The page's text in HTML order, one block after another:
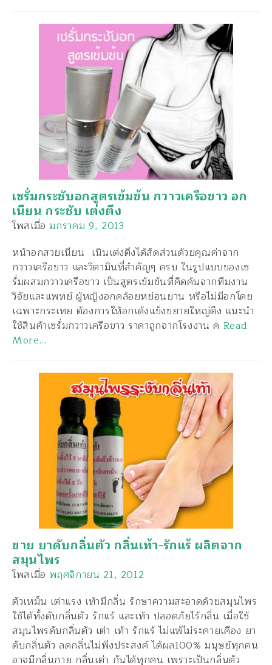
เซรั่มกระชับอกสูตรเข้มข้น กวาวเครือขาว อก
เนียน กระชับ เต่งตึง
โพสเมื่อ มกราคม 9, 2013
หน้าอกสวยเนียน เนินเต่งตึงได้สัดส่วนด้วยคุณค่าจาก
กวาวเครือขาว และวิตามินที่สำคัญๆ ครบ ในรูปแบบของเซ
รั่มผสมกวาวเครือขาว เป็นสูตรเข้มข้นที่คิดค้นจากทีมงาน
วิจัยและแพทย์ ผู้หญิงอกคล้อยหย่อนยาน หรือไม่มีอกโดย
เฉพาะกระเทย ต้องการให้อกเด้งแข็งขยายใหญ่ตึง แนะนำ
ใช้สินค้าเซรั่มกวาวเครือขาว ราคาถูกจากโรงงาน ค Read
More…
ขาย ยาดับกลิ่นตัว กลิ่นเท้า-รักแร้ ผลิตจาก
สมุนไพร
โพสเมื่อ พฤศจิกายน 21, 2012
ตัวเหม็น เต่าแรง เท้ามีกลิ่น รักษาความสะอาดด้วยสมุนไพร
ใช้ได้ทั้งดับกลิ่นตัว รักแร้ และเท้า ปลอดภัยไร้กลิ่น เมื่อใช้
สมุนไพรดับกลิ่นตัว เต่า เท้า รักแร้ ไม่แพ้ไม่ระคายเคือง ยา
ดับกลิ่นตัว ลดกลิ่นไม่พึงประสงค์ ได้ผล100% มนุษย์ทุกคน
อาจมีกลิ่นกาย กลิ่นเต่า กันได้ทุกคน เพราะเป็นกลิ่นตัว